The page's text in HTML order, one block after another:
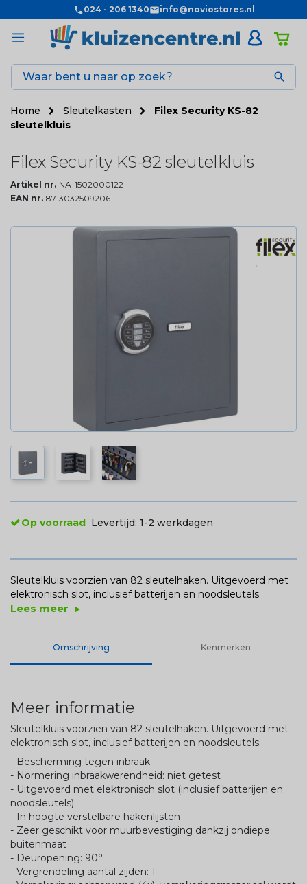
024 - 206 1340 info@noviostores.nl

Home Sleutelkasten
Filex Security KS-82
sleutelkluis
Filex Security KS-82 sleutelkluis
Artikel nr. NA-1502000122
EAN nr. 8713032509206
Op voorraad Levertijd: 1-2 werkdagen
Sleutelkluis voorzien van 82 sleutelhaken. Uitgevoerd met
elektronisch slot, inclusief batterijen en noodsleutels.
Lees meer play_arrow
Omschrijving Kenmerken
Meer informatie
Sleutelkluis voorzien van 82 sleutelhaken. Uitgevoerd met
elektronisch slot, inclusief batterijen en noodsleutels.
- Bescherming tegen inbraak
- Normering inbraakwerendheid: niet getest
- Uitgevoerd met elektronisch slot (inclusief batterijen en
noodsleutels)
- In hoogte verstelbare hakenlijsten
- Zeer geschikt voor muurbevestiging dankzij ondiepe
buitenmaat
- Deuropening: 90°
- Vergrendeling aantal zijden: 1